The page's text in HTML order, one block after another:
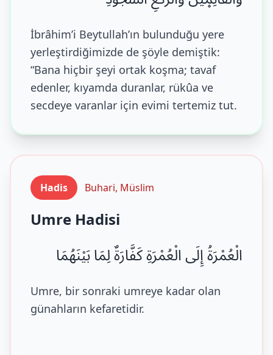
İbrâhim’i Beytullah’ın bulunduğu yere
yerleştirdiğimizde de şöyle demiştik:
“Bana hiçbir şeyi ortak koşma; tavaf
edenler, kıyamda duranlar, rükûa ve
secdeye varanlar için evimi tertemiz tut.
Hadis Buhari, Müslim
Umre Hadisi
الْعُمْرَةُ إِلَى الْعُمْرَةِ كَفَّارَةٌ لِمَا بَيْنَهُمَا
Umre, bir sonraki umreye kadar olan
günahların kefaretidir.